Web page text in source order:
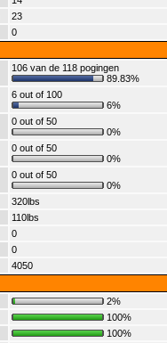
23
0
106 van de 118 pogingen
89.83%
6 out of 100
6%
0 out of 50
0%
0 out of 50
0%
0 out of 50
0%
320lbs
110lbs
0
0
4050
2%
100%
100%